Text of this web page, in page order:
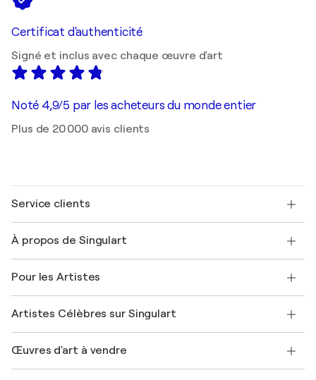
Certificat d'authenticité
Signé et inclus avec chaque œuvre d'art
Noté 4,9/5 par les acheteurs du monde entier
Plus de 20 000 avis clients
Service clients
Expédition
Offrir une carte cadeau
Rejoignez notre programme commercial
Mon compte
+33 1 76 44 06 42
À propos de Singulart
FAQ
Magazine Singulart
Emplois
Découvrez une sélection d'art original
Pour les Artistes
Se connecter en tant qu'Artiste
Artistes Célèbres sur Singulart
Marc Chagall
Œuvres d'art à vendre